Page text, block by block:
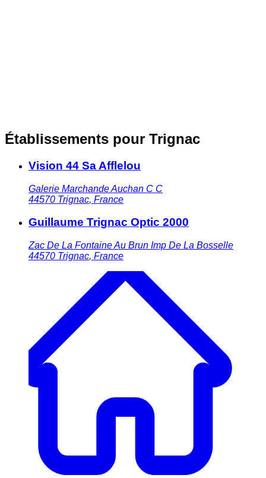
Établissements pour Trignac
Vision 44 Sa Afflelou
Galerie Marchande Auchan C C
44570 Trignac, France
Guillaume Trignac Optic 2000
Zac De La Fontaine Au Brun Imp De La Bosselle
44570 Trignac, France